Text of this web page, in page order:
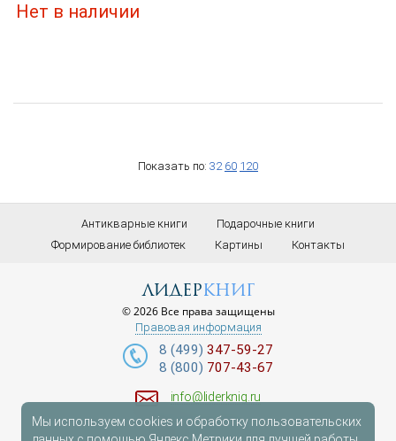
Нет в наличии
Показать по: 32 60 120
Антикварные книги
Подарочные книги
Формирование библиотек
Картины Контакты
лидеркниг
© 2026 Все права защищены
Правовая информация
8 (499) 347-59-27
8 (800) 707-43-67
info@liderknig.ru
Доставка
Мы используем cookies и обработку пользовательских